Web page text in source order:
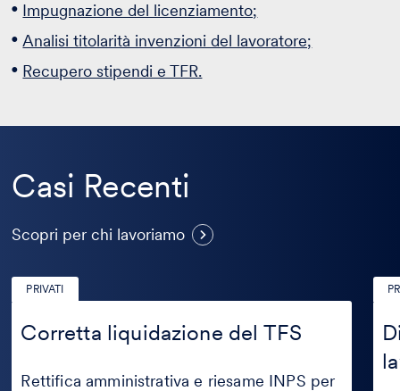
Impugnazione del licenziamento;
Analisi titolarità invenzioni del lavoratore;
Recupero stipendi e TFR.
Casi Recenti
Scopri per chi lavoriamo
PRIVATI
Corretta liquidazione del TFS
Corretta
liquidazione
del
Rettifica amministrativa e riesame INPS per